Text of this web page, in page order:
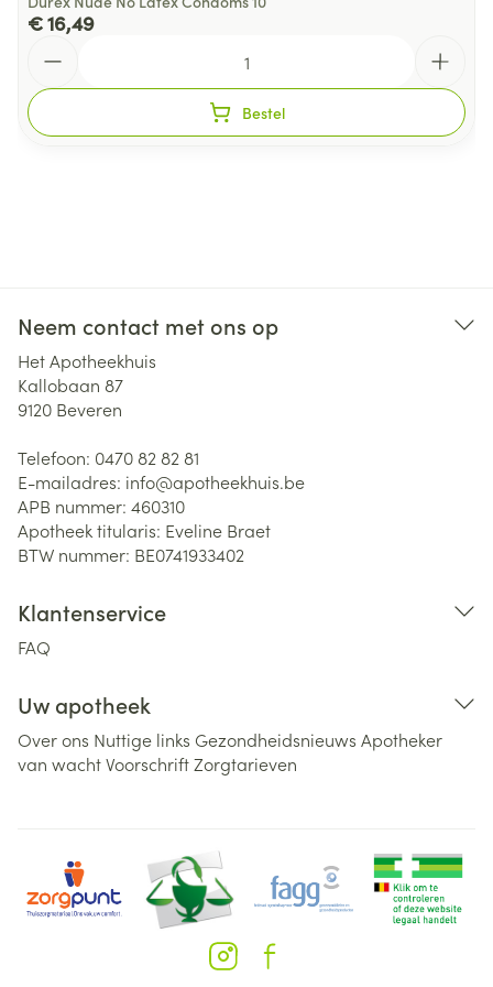
€ 16,49
Bestel
Neem contact met ons op
Het Apotheekhuis
Kallobaan 87
9120 Beveren
Telefoon: 0470 82 82 81
E-mailadres: info@apotheekhuis.be
APB nummer: 460310
Apotheek titularis: Eveline Braet
BTW nummer: BE0741933402
Klantenservice
FAQ
Uw apotheek
Over ons Nuttige links Gezondheidsnieuws Apotheker
van wachtVoorschriftZorgtarieven